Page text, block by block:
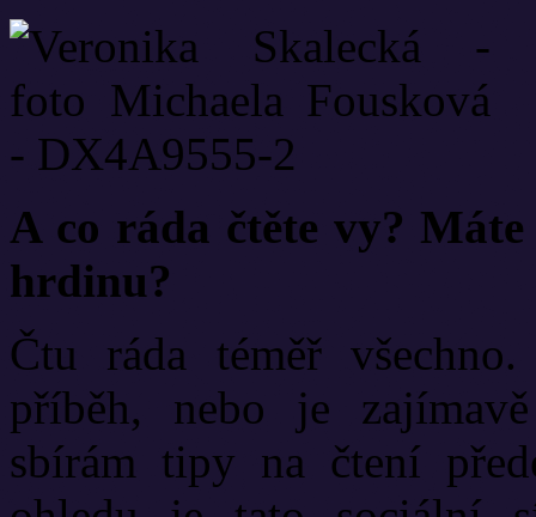
A co ráda čtěte vy?
hrdinu?
Čtu ráda téměř
příběh, nebo je
sbírám tipy na čtení